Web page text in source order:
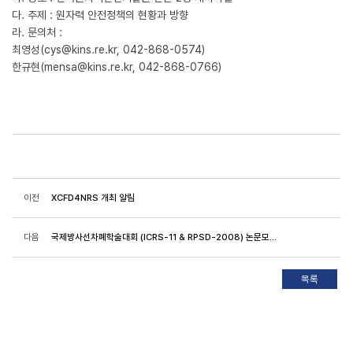
다. 주제 : 원자력 안전정책의 현황과 방향
라. 문의처 :
최영성(cys@kins.re.kr, 042-868-0574)
한규현(mensa@kins.re.kr, 042-868-0766)
이전 XCFD4NRS 개최 알림
다음 국제방사선차폐학술대회 (ICRS-11 & RPSD-2008) 논문모집안내